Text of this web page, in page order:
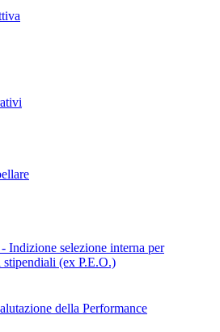
Indizione selezione interna per
(ex P.E.O.)
della Performance